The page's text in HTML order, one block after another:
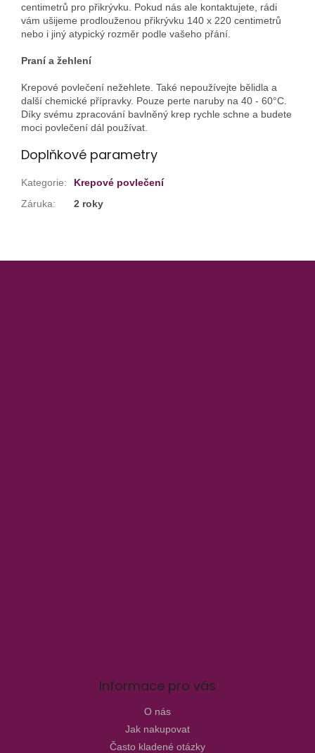
centimetrů pro přikrývku. Pokud nás ale kontaktujete, rádi
vám ušijeme prodlouženou přikrývku 140 x 220 centimetrů
nebo i jiný atypický rozměr podle vašeho přání.
Praní a žehlení
Krepové povlečení nežehlete. Také nepoužívejte bělidla a
další chemické přípravky. Pouze perte naruby na 40 - 60°C.
Díky svému zpracování bavlněný krep rychle schne a budete
moci povlečení dál používat.
Doplňkové parametry
Kategorie:
Krepové povlečení
Záruka: 2 roky
Informace pro vás
O nás
Jak nakupovat
Často kladené otázky